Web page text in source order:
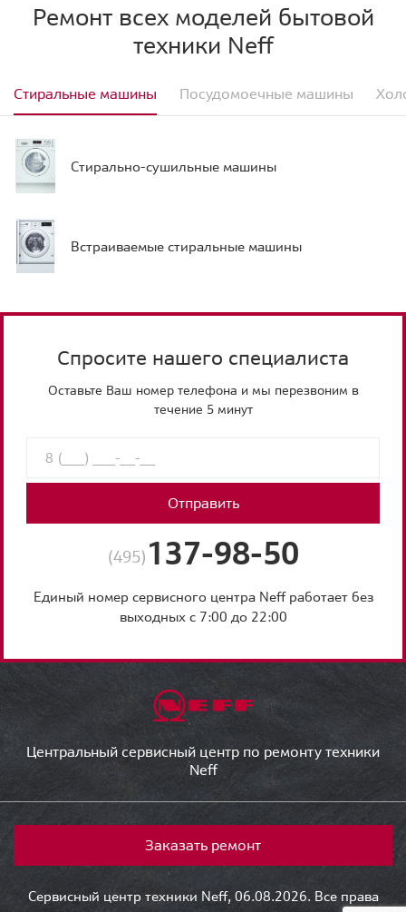
Ремонт всех моделей бытовой
техники Neff
Стиральные машины Посудомоечные машины
Стирально-сушильные машины
Встраиваемые стиральные машины
Спросите нашего специалиста
Оставьте Ваш номер телефона и мы перезвоним в
течение 5 минут
Отправить
(495) 137-98-50
Единый номер сервисного центра Neff работает без
выходных с 7:00 до 22:00
Центральный сервисный центр по ремонту техники
Neff
Заказать ремонт
Сервисный центр техники Neff, 06.08.2026. Все права